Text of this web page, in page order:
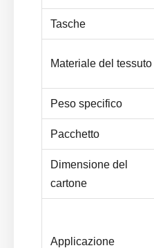
Tasche
Materiale del tessuto
Peso specifico
Pacchetto
Dimensione del
cartone
Applicazione